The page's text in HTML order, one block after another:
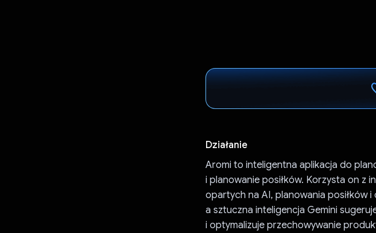
Działanie
Aromi to inteligentna aplikacja do
i planowanie posiłków. Korzysta on z
opartych na AI, planowania posiłków
a sztuczna inteligencja Gemini
i optymalizuje przechowywanie